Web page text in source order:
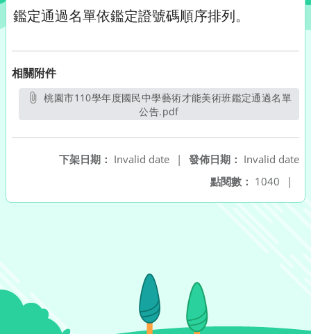
鑑定通過名單依鑑定證號碼順序排列。
相關附件
桃園市110學年度國民中學藝術才能美術班鑑定通過名單
公告.pdf另開新視窗
發佈日期： Invalid date
下架日期： Invalid date
|
點閱數： 1040 |